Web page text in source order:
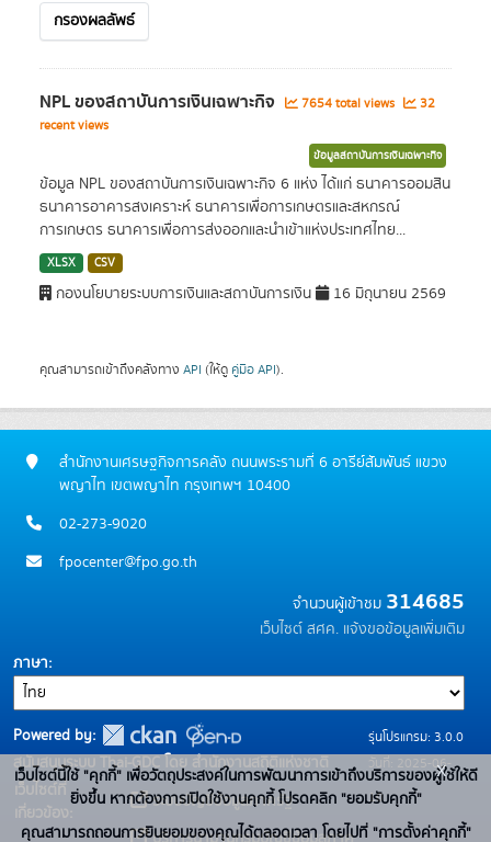
กรองผลลัพธ์
NPL ของสถาบันการเงินเฉพาะกิจ 7654 total views
32
recent views
ข้อมูลสถาบันการเงินเฉพาะกิจ
ข้อมูล NPL ของสถาบันการเงินเฉพาะกิจ 6 แห่ง ได้แก่ ธนาคารออมสิน
ธนาคารอาคารสงเคราะห์ ธนาคารเพื่อการเกษตรและสหกรณ์
การเกษตร ธนาคารเพื่อการส่งออกและนำเข้าแห่งประเทศไทย...
XLSX CSV
กองนโยบายระบบการเงินและสถาบันการเงิน 16 มิถุนายน 2569
คุณสามารถเข้าถึงคลังทาง API (ให้ดู คู่มือ API).
สำนักงานเศรษฐกิจการคลัง ถนนพระรามที่ 6 อารีย์สัมพันธ์ แขวง
พญาไท เขตพญาไท กรุงเทพฯ 10400
02-273-9020
fpocenter@fpo.go.th
จำนวนผู้เข้าชม 314685
เว็บไซต์ สศค. แจ้งขอข้อมูลเพิ่มเติม
ภาษา
Powered by:
สนับสนุนระบบ Thai-GDC โดย สำนักงานสถิติแห่งชาติ
เว็บไซต์ที่
เกี่ยวข้อง:
ระบบบัญชีข้อมูลภาครัฐ
รุ่นโปรแกรม: 3.0.0
วันที่: 2025-06-
10
เว็บไซต์นี้ใช้ "คุกกี้" เพื่อวัตถุประสงค์ในการพัฒนาการเข้าถึงบริการของผู้ใช้ให้ดี
ยิ่งขึ้น หากต้องการเปิดใช้งานคุกกี้ โปรดคลิก "ยอมรับคุกกี้"
คุณสามารถถอนการยินยอมของคุณได้ตลอดเวลา โดยไปที่ "การตั้งค่าคุกกี้"
x